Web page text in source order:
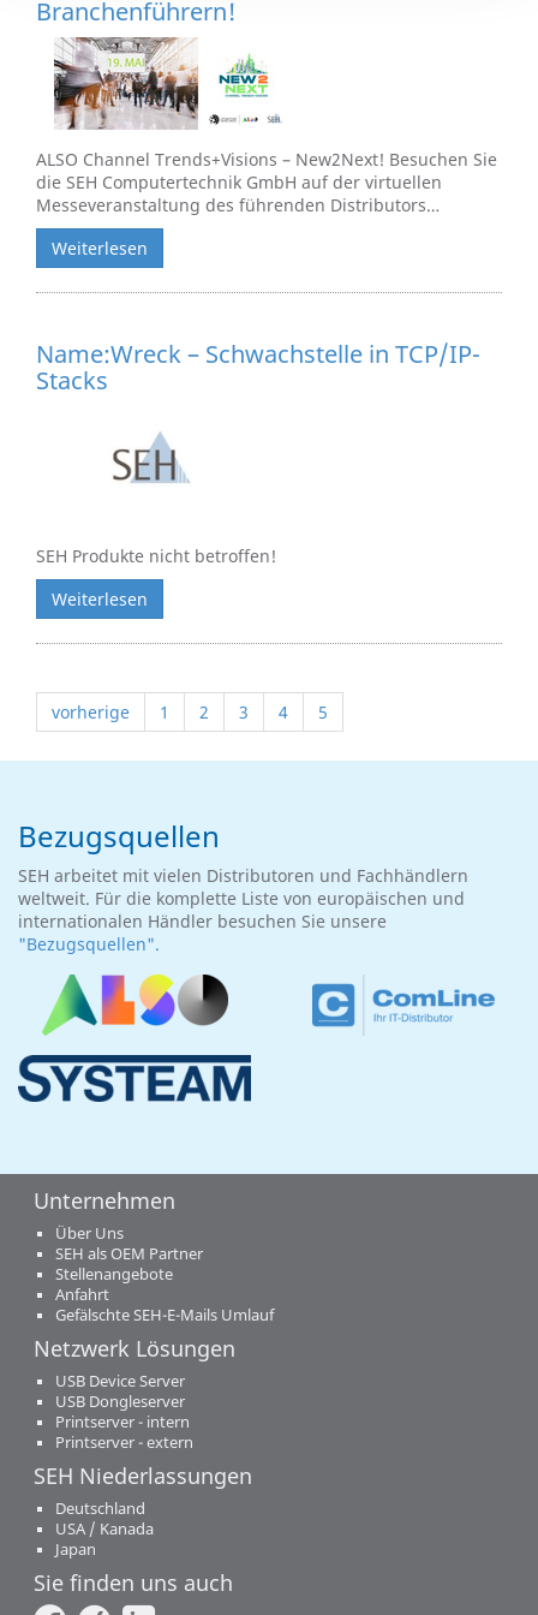
Branchenführern!
ALSO Channel Trends+Visions – New2Next! Besuchen Sie
die SEH Computertechnik GmbH auf der virtuellen
Messeveranstaltung des führenden Distributors…
Weiterlesen
Name:Wreck – Schwachstelle in TCP/IP-
Stacks
SEH Produkte nicht betroffen!
Weiterlesen
vorherige 1 2 3 4 5
Bezugsquellen
SEH arbeitet mit vielen Distributoren und Fachhändlern
weltweit. Für die komplette Liste von europäischen und
internationalen Händler besuchen Sie unsere
"Bezugsquellen".
Unternehmen
Über Uns
SEH als OEM Partner
Stellenangebote
Anfahrt
Gefälschte SEH-E-Mails Umlauf
Netzwerk Lösungen
USB Device Server
USB Dongleserver
Printserver - intern
Printserver - extern
SEH Niederlassungen
Deutschland
USA / Kanada
Japan
Sie finden uns auch